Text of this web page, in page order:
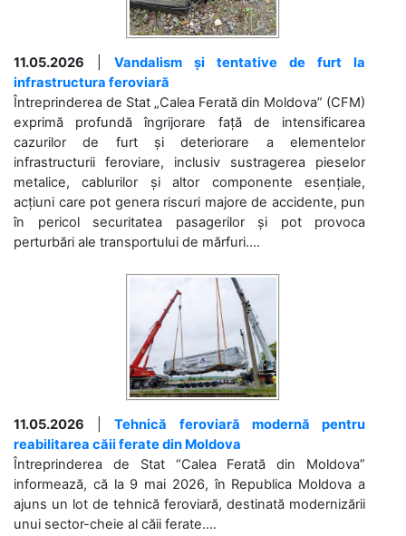
11.05.2026
Vandalism și tentative de furt la
infrastructura feroviară
Întreprinderea de Stat „Calea Ferată din Moldova” (CFM)
exprimă profundă îngrijorare față de intensificarea
cazurilor de furt și deteriorare a elementelor
infrastructurii feroviare, inclusiv sustragerea pieselor
metalice, cablurilor și altor componente esențiale,
acțiuni care pot genera riscuri majore de accidente, pun
în pericol securitatea pasagerilor și pot provoca
perturbări ale transportului de mărfuri....
11.05.2026 |Tehnică feroviară modernă pentru
reabilitarea căii ferate din Moldova
Întreprinderea de Stat “Calea Ferată din Moldova”
informează, că la 9 mai 2026, în Republica Moldova a
ajuns un lot de tehnică feroviară, destinată modernizării
unui sector-cheie al căii ferate....